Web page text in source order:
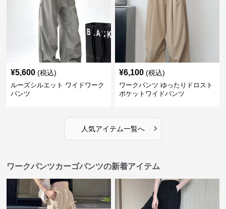
¥5,600 (税込)
ルーズシルエット ワイドワーク
パンツ
¥6,100 (税込)
ワークパンツ ゆったりドロスト
ポケットワイドパンツ
人気アイテム一覧へ ›
ワークパンツカーゴパンツの新着アイテム